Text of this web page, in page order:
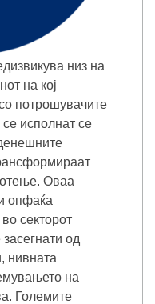
низ на
на кој
потрошувачите
исполнат се
Оваа
опфаќа
секторот
од
нивната
на
Големите